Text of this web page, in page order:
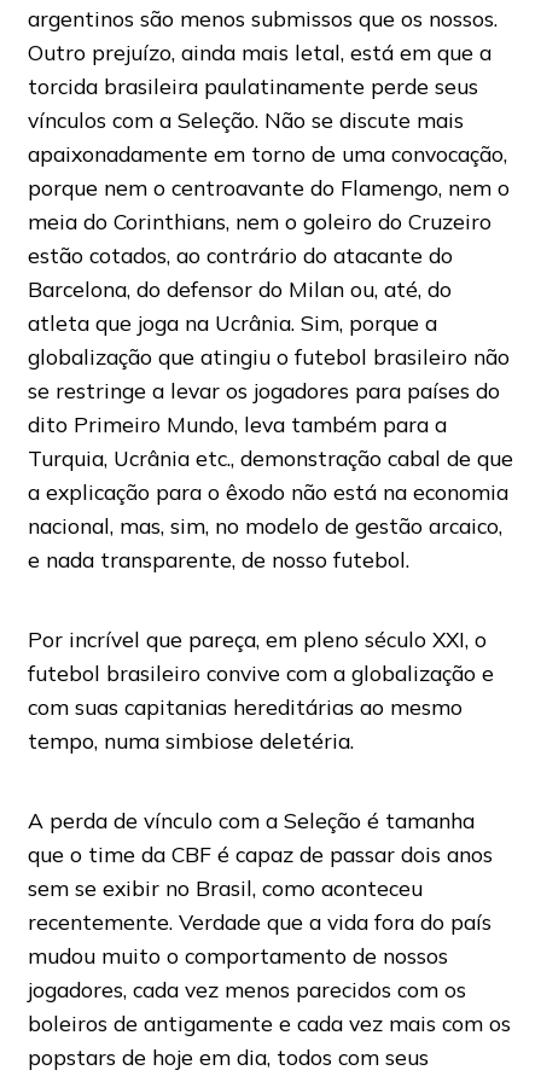
argentinos são menos submissos que os nossos.
Outro prejuízo, ainda mais letal, está em que a
torcida brasileira paulatinamente perde seus
vínculos com a Seleção. Não se discute mais
apaixonadamente em torno de uma convocação,
porque nem o centroavante do Flamengo, nem o
meia do Corinthians, nem o goleiro do Cruzeiro
estão cotados, ao contrário do atacante do
Barcelona, do defensor do Milan ou, até, do
atleta que joga na Ucrânia. Sim, porque a
globalização que atingiu o futebol brasileiro não
se restringe a levar os jogadores para países do
dito Primeiro Mundo, leva também para a
Turquia, Ucrânia etc., demonstração cabal de que
a explicação para o êxodo não está na economia
nacional, mas, sim, no modelo de gestão arcaico,
e nada transparente, de nosso futebol.
Por incrível que pareça, em pleno século XXI, o
futebol brasileiro convive com a globalização e
com suas capitanias hereditárias ao mesmo
tempo, numa simbiose deletéria.
A perda de vínculo com a Seleção é tamanha
que o time da CBF é capaz de passar dois anos
sem se exibir no Brasil, como aconteceu
recentemente. Verdade que a vida fora do país
mudou muito o comportamento de nossos
jogadores, cada vez menos parecidos com os
boleiros de antigamente e cada vez mais com os
popstars de hoje em dia, todos com seus